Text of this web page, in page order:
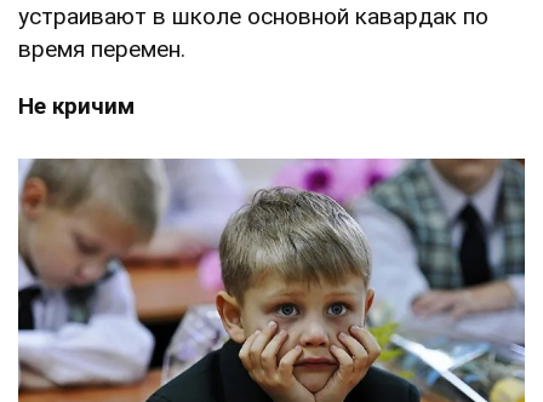
устраивают в школе основной кавардак по
время перемен.
Не кричим